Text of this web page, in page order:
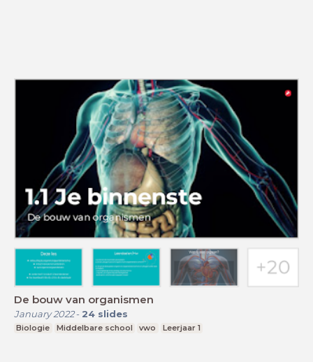
De bouw van organismen
January 2022- 24 slides
Biologie Middelbare school vwo Leerjaar 1